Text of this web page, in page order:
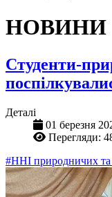
НОВИНИ
Студенти-
Деталі
01 березня
Перегляди:
#ННІ природничих та